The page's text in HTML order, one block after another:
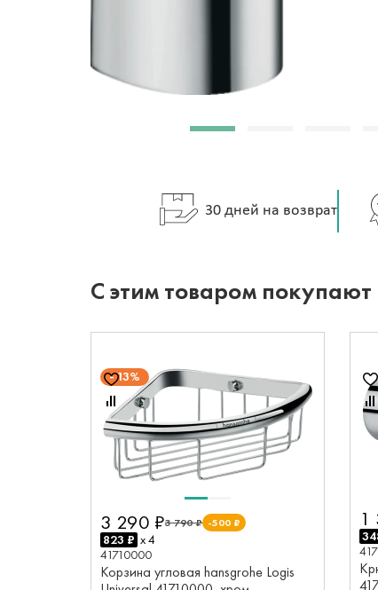
30 дней на возврат
С этим товаром покупают
13%
3 790 ₽ -500 ₽
3 290 ₽
823 ₽ x 4
41710000
Корзина угловая hansgrohe Logis
1